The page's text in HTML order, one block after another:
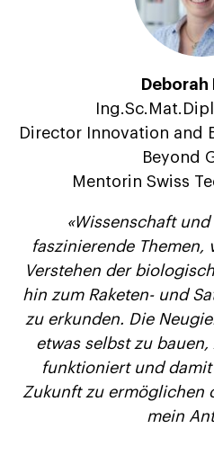
Deborah
Director Innovation and
Beyond
Mentorin Swiss
«Wissenschaft
faszinierende Themen,
Verstehen der
hin zum Raketen- und
zu erkunden. Die
etwas selbst zu
funktioniert und
Zukunft zu ermöglichen
mein